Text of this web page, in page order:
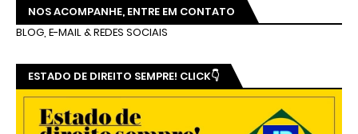
NOS ACOMPANHE, ENTRE EM CONTATO
BLOG, E-MAIL & REDES SOCIAIS
ESTADO DE DIREITO SEMPRE! CLICK👇